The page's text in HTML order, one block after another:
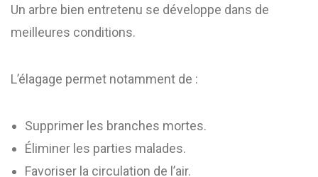
Un arbre bien entretenu se développe dans de
meilleures conditions.
L’élagage permet notamment de :
Supprimer les branches mortes.
Éliminer les parties malades.
Favoriser la circulation de l’air.